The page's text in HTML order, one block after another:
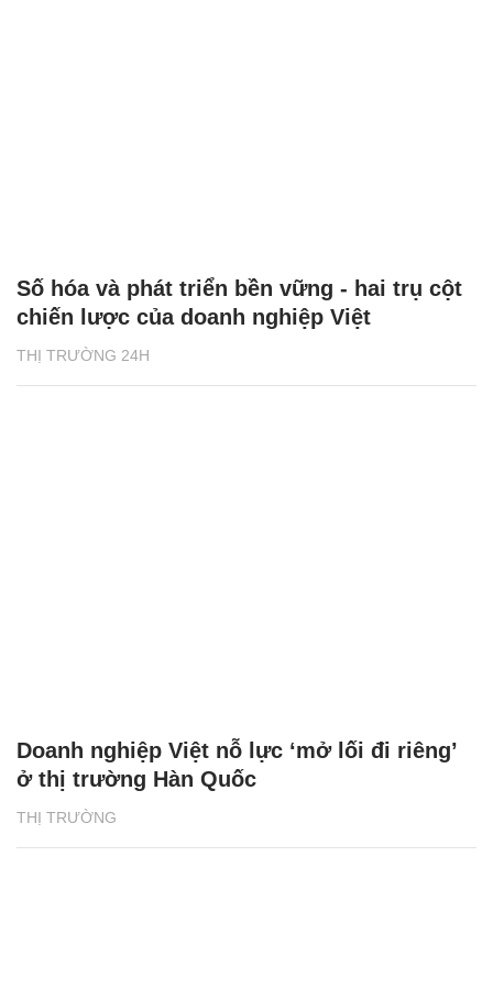
THỊ TRƯỜNG 24H
Số hóa và phát triển bền vững - hai trụ cột
chiến lược của doanh nghiệp Việt
THỊ TRƯỜNG
Doanh nghiệp Việt nỗ lực ‘mở lối đi riêng’
ở thị trường Hàn Quốc